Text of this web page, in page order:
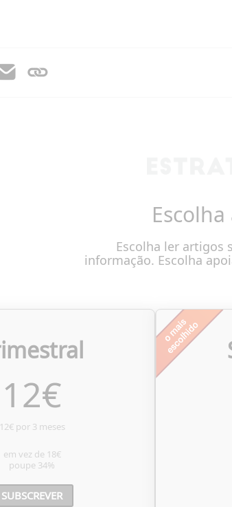
Escolha ler artigos
informação. Escolha
12€
12€ por 3 meses
em vez de 18€
poupe 34%
SUBSCREVER